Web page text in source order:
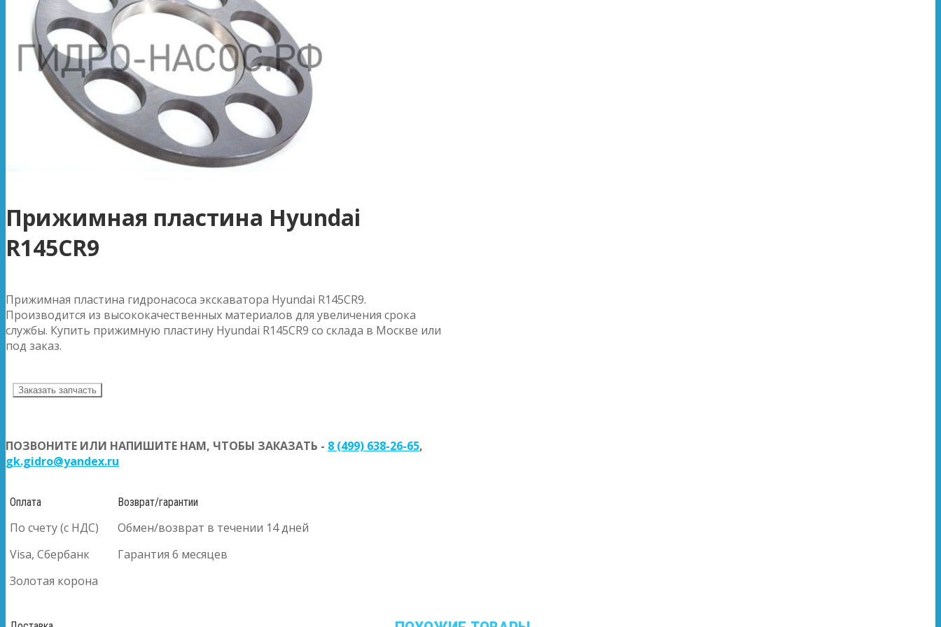
Прижимная пластина Hyundai
R145CR9
Прижимная пластина гидронасоса экскаватора Hyundai R145CR9.
Производится из высококачественных материалов для увеличения срока
службы. Купить прижимную пластину Hyundai R145CR9 со склада в Москве или
под заказ.
Заказать запчасть
ПОЗВОНИТЕ ИЛИ НАПИШИТЕ НАМ, ЧТОБЫ ЗАКАЗАТЬ - 8 (499) 638-26-65,
gk.gidro@yandex.ru
Оплата
По счету (с НДС)
Visa, Сбербанк
Золотая корона
Возврат/гарантии
Обмен/возврат в течении 14 дней
Гарантия 6 месяцев